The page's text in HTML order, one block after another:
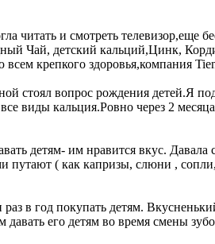
читать и смотреть
Чай, детский кальций,Цинк,
крепкого здоровья,компания
стоял вопрос рождения детей.Я
виды кальция.Ровно через 2
детям- им нравится вкус.
путают ( как капризы, слюни ,
в год покупать детям.
его детям во время смены